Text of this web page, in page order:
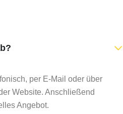
per E-Mail oder über
Website. Anschließend
Angebot.